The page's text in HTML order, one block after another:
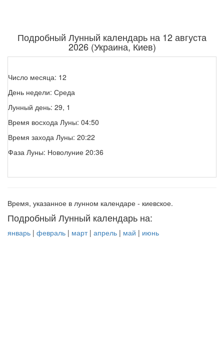
Подробный Лунный календарь на 12 августа
2026 (Украина, Киев)
Число месяца: 12
День недели: Среда
Лунный день: 29, 1
Время восхода Луны: 04:50
Время захода Луны: 20:22
Фаза Луны: Новолуние 20:36
Время, указанное в лунном календаре - киевское.
Подробный Лунный календарь на:
январь | февраль | март| апрель | май | июнь